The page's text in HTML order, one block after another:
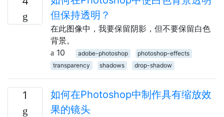
但保持透明？
在此图像中，我要保留阴影，但不要保留白色
背景。
10
adobe-photoshop
photoshop-effects
transparency
shadows drop-shadow
1
如何在Photoshop中制作具有缩放效
果的镜头